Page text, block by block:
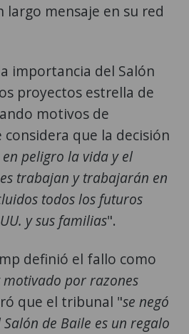
mensaje en su red
importancia del Salón
proyectos estrella de
motivos de
que la decisión
peligro la vida y el
trabajan y trabajarán en
todos los futuros
y sus familias".
definió el fallo como
por razones
que el tribunal "se negó
de Baile es un regalo